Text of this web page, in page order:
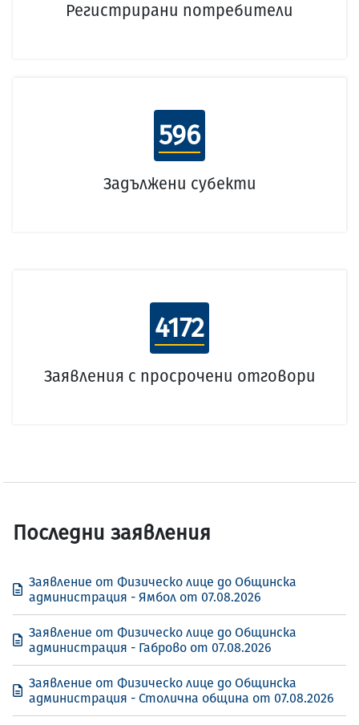
Регистрирани потребители
596
Задължени субекти
4172
Заявления с просрочени отговори
Последни заявления
Заявление от Физическо лице до Общинска
администрация - Ямбол от 07.08.2026
Заявление от Физическо лице до Общинска
администрация - Габрово от 07.08.2026
Заявление от Физическо лице до Общинска
администрация - Столична община от 07.08.2026